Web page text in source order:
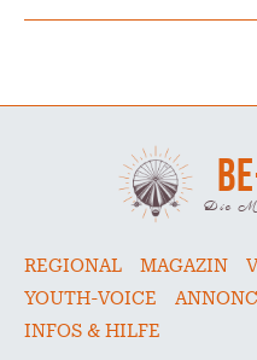
Die
REGIONAL MAGAZIN
YOUTH-VOICE
INFOS & HILFE